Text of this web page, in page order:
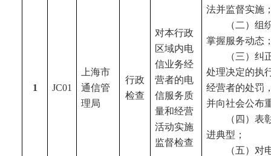
1 JC01
上海市
通信管
理局
行政
检查
对本行政
区域内电
信业务经
营者的电
信服务质
量和经营
活动实施
监督检查
法并监督实施
（二）
掌握服务动态
（三）
处理决定的执
经营者的处罚
并向社会公布
（四）
进典型；
（五）